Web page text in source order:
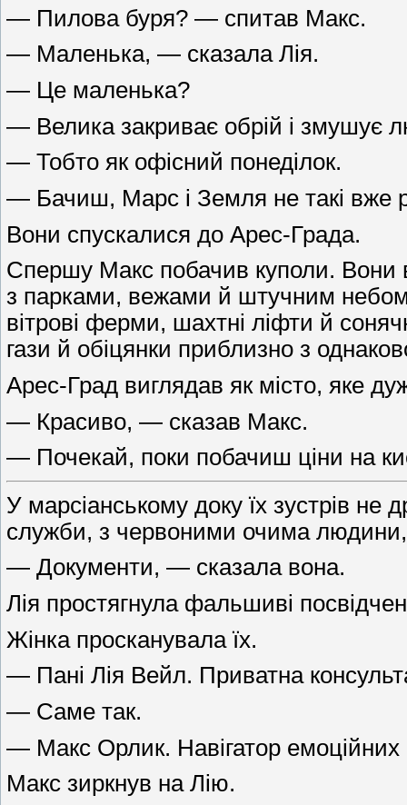
— Пилова буря? — спитав Макс.
— Маленька, — сказала Лія.
— Це маленька?
— Велика закриває обрій і змушує
— Тобто як офісний понеділок.
— Бачиш, Марс і Земля не такі вже
Вони спускалися до Арес-Града.
Спершу Макс побачив куполи. Вони
з парками, вежами й штучним небом.
вітрові ферми, шахтні ліфти й
гази й обіцянки приблизно з
Арес-Град виглядав як місто, яке
— Красиво, — сказав Макс.
— Почекай, поки побачиш ціни на
У марсіанському доку їх зустрів не
служби, з червоними очима людини,
— Документи, — сказала вона.
Лія простягнула фальшиві
Жінка просканувала їх.
— Пані Лія Вейл. Приватна
— Саме так.
— Макс Орлик. Навігатор емоційних
Макс зиркнув на Лію.